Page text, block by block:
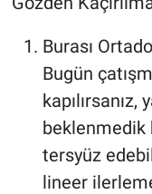
Burası
Bugün
tersyüz
lineer